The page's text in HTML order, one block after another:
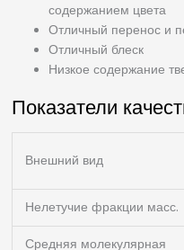
содержанием цвета
Отличный перенос и
Отличный блеск
Низкое содержание
Показатели
Внешний вид
Нелетучие фракции масс.
Средняя молекулярная